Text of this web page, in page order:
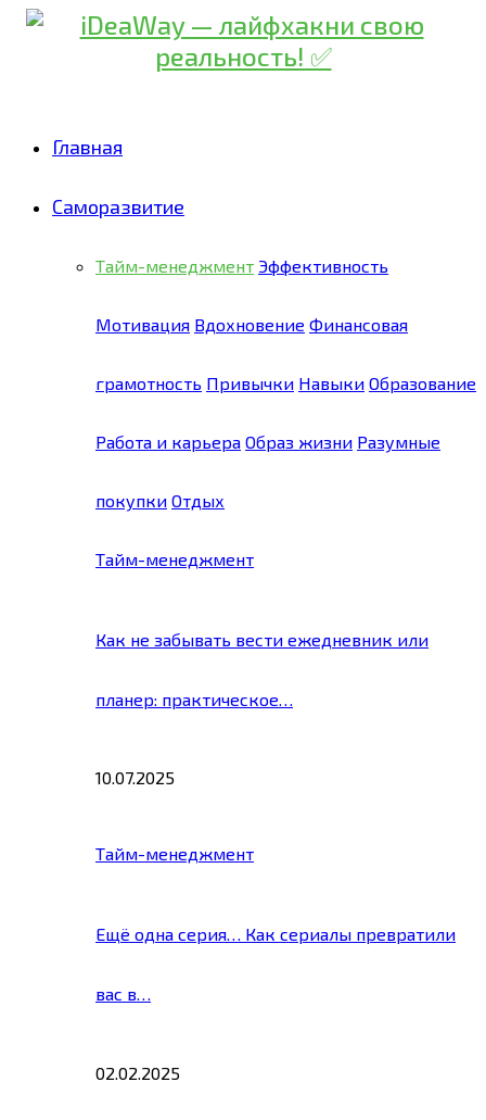
Главная
Саморазвитие
Тайм-менеджмент Эффективность
Мотивация Вдохновение Финансовая
грамотность Привычки Навыки Образование
Работа и карьера Образ жизни Разумные
покупки Отдых
Тайм-менеджмент
Как не забывать вести ежедневник или
планер: практическое…
10.07.2025
Тайм-менеджмент
Ещё одна серия… Как сериалы превратили
вас в…
02.02.2025